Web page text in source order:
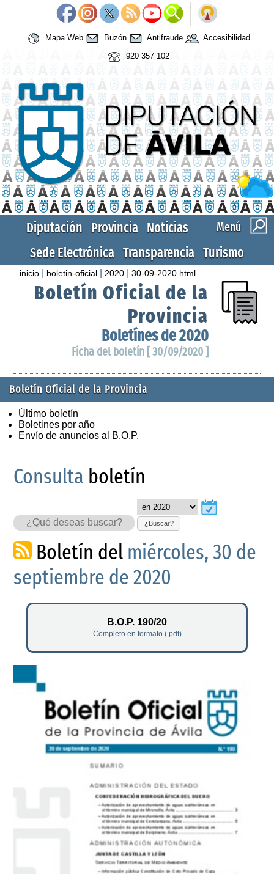
Mapa Web Buzón Antifraude
Accesibilidad
920 357 102
Menú
Diputación Provincia Noticias
Sede Electrónica Transparencia Turismo
inicio boletin-oficial 2020 |30-09-2020.html
Boletín Oficial de la
Provincia
Boletínes de 2020
Ficha del boletín [ 30/09/2020 ]
Boletín Oficial de la Provincia
Último boletín
Boletines por año
Envío de anuncios al B.O.P.
Consulta boletín
¿Buscar?
Boletín del miércoles, 30 de
septiembre de 2020
B.O.P. 190/20
Completo en formato (.pdf)